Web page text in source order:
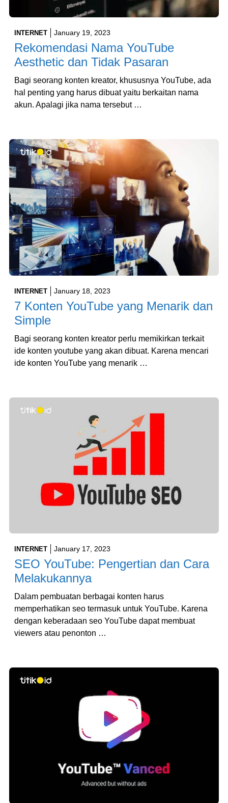
INTERNET January 19, 2023
Rekomendasi Nama YouTube
Aesthetic dan Tidak Pasaran
Bagi seorang konten kreator, khususnya YouTube, ada
hal penting yang harus dibuat yaitu berkaitan nama
akun. Apalagi jika nama tersebut …
INTERNET January 18, 2023
7 Konten YouTube yang Menarik dan
Simple
Bagi seorang konten kreator perlu memikirkan terkait
ide konten youtube yang akan dibuat. Karena mencari
ide konten YouTube yang menarik …
INTERNET January 17, 2023
SEO YouTube: Pengertian dan Cara
Melakukannya
Dalam pembuatan berbagai konten harus
memperhatikan seo termasuk untuk YouTube. Karena
dengan keberadaan seo YouTube dapat membuat
viewers atau penonton …